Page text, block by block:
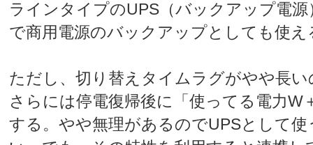
ラインタイプのUPS（バックアップ電
で商用電源のバックアップとしても使え
ただし、切り替えタイムラグがやや長
さらには停電復帰後に「使ってる電力W
する。やや無理があるのでUPSとして